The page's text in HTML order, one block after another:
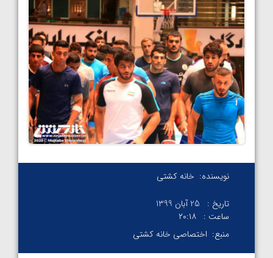
نویسنده: خانه کشتی
تاریخ :
25 آبان 1399
ساعت : ۲۰:۱۸
منبع: اختصاصی خانه کشتی